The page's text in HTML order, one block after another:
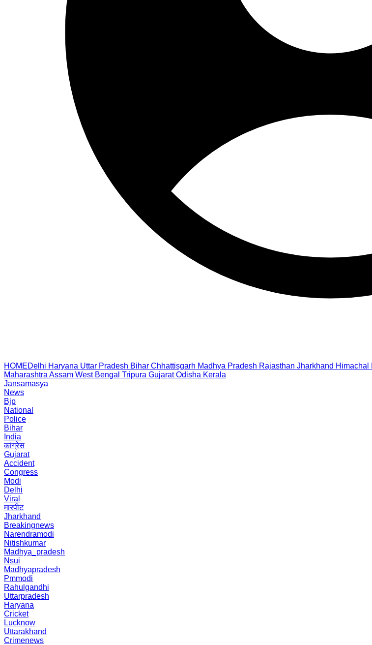
HOMEDelhi Haryana Uttar Pradesh Bihar Chhattisgarh Madhya Pradesh Rajasthan Jharkhand Himachal
Maharashtra Assam West Bengal Tripura Gujarat Odisha Kerala
Jansamasya
News
Bjp
National
Police
Bihar
India
कांग्रेस
Gujarat
Accident
Congress
Modi
Delhi
Viral
मारपीट
Jharkhand
Breakingnews
Narendramodi
Nitishkumar
Madhya_pradesh
Nsui
Madhyapradesh
Pmmodi
Rahulgandhi
Uttarpradesh
Haryana
Cricket
Lucknow
Uttarakhand
Crimenews